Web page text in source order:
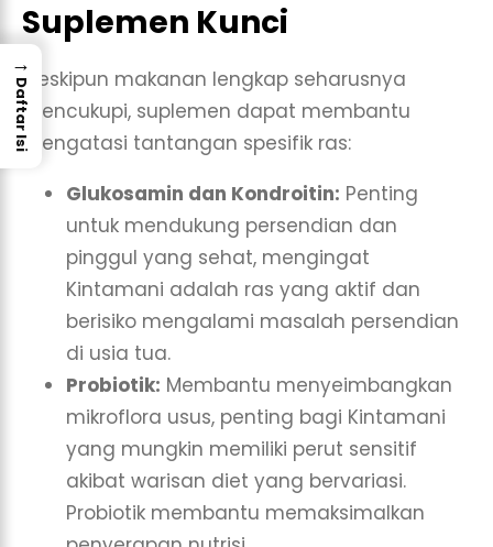
Suplemen Kunci
Meskipun makanan lengkap seharusnya
mencukupi, suplemen dapat membantu
mengatasi tantangan spesifik ras:
Glukosamin dan Kondroitin: Penting
untuk mendukung persendian dan
pinggul yang sehat, mengingat
Kintamani adalah ras yang aktif dan
berisiko mengalami masalah persendian
di usia tua.
Probiotik: Membantu menyeimbangkan
mikroflora usus, penting bagi Kintamani
yang mungkin memiliki perut sensitif
akibat warisan diet yang bervariasi.
Probiotik membantu memaksimalkan
→
Daftar Isi